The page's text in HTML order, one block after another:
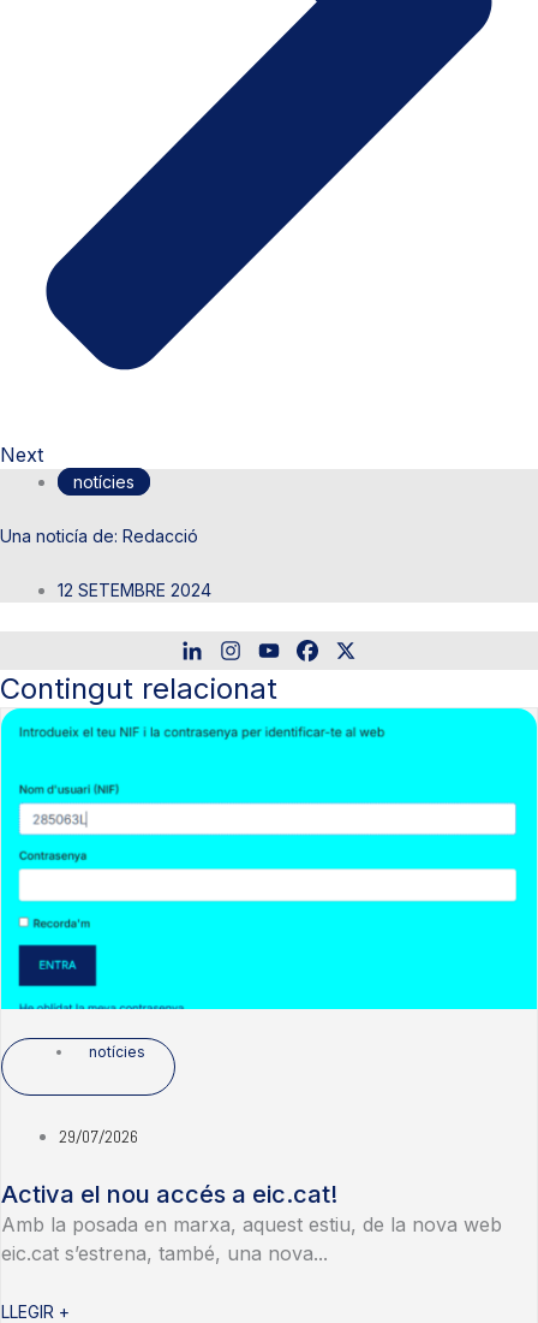
Next
notícies
Redacció
12 SETEMBRE 2024
Contingut relacionat
notícies
29/07/2026
Activa el nou accés a eic.cat!
Amb la posada en marxa, aquest estiu, de la nova web
eic.cat s’estrena, també, una nova...
LLEGIR +